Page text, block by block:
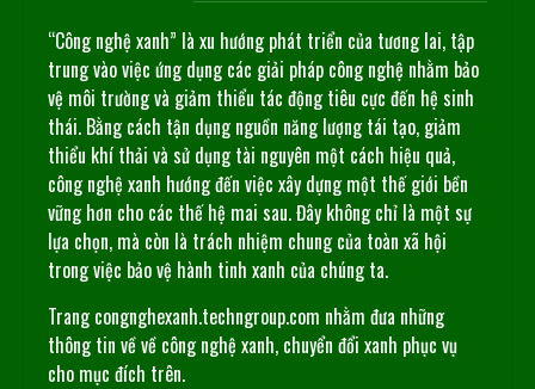
“Công nghệ xanh” là xu hướng phát triển của tương lai, tập
trung vào việc ứng dụng các giải pháp công nghệ nhằm bảo
vệ môi trường và giảm thiểu tác động tiêu cực đến hệ sinh
thái. Bằng cách tận dụng nguồn năng lượng tái tạo, giảm
thiểu khí thải và sử dụng tài nguyên một cách hiệu quả,
công nghệ xanh hướng đến việc xây dựng một thế giới bền
vững hơn cho các thế hệ mai sau. Đây không chỉ là một sự
lựa chọn, mà còn là trách nhiệm chung của toàn xã hội
trong việc bảo vệ hành tinh xanh của chúng ta.
Trang congnghexanh.techngroup.com nhằm đưa những
thông tin về về công nghệ xanh, chuyển đổi xanh phục vụ
cho mục đích trên.